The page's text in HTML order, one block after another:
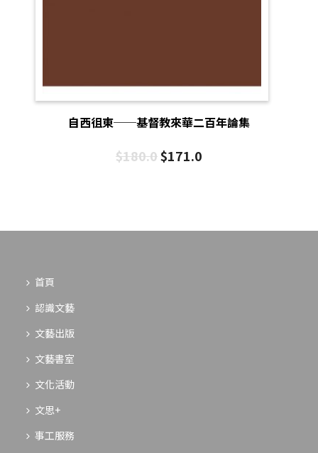
自西徂東──基督教來華二百年論集
$180.0$171.0
首頁
認識文藝
文藝出版
文藝書室
文化活動
文思+
事工服務